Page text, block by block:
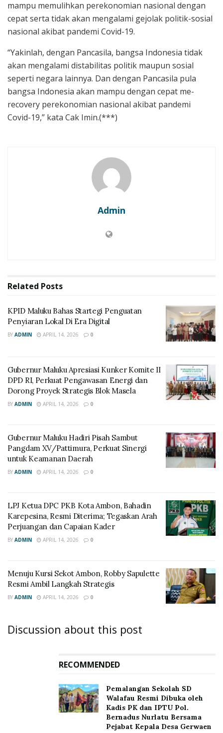
mampu memulihkan perekonomian nasional dengan
cepat serta tidak akan mengalami gejolak politik-sosial
nasional akibat pandemi Covid-19.
“Yakinlah, dengan Pancasila, bangsa Indonesia tidak
akan mengalami distabilitas politik maupun sosial
seperti negara lainnya. Dan dengan Pancasila pula
bangsa Indonesia akan mampu dengan cepat me-
recovery perekonomian nasional akibat pandemi
Covid-19,” kata Cak Imin.(***)
Admin
Related Posts
KPID Maluku Bahas Startegi Penguatan
Penyiaran Lokal Di Era Digital
BY ADMIN APRIL 14, 2026 0
Gubernur Maluku Apresiasi Kunker Komite II
DPD RI, Perkuat Pengawasan Energi dan
Dorong Proyek Strategis Blok Masela
BY ADMIN APRIL 14, 2026 0
Gubernur Maluku Hadiri Pisah Sambut
Pangdam XV/Pattimura, Perkuat Sinergi
untuk Keamanan Daerah
BY ADMIN APRIL 14, 2026 0
LPJ Ketua DPC PKB Kota Ambon, Bahadin
Karepesina, Resmi Diterima; Tegaskan Arah
Perjuangan dan Capaian Kader
BY ADMIN APRIL 14, 2026 0
Menuju Kursi Sekot Ambon, Robby Sapulette
Resmi Ambil Langkah Strategis
BY ADMIN APRIL 14, 2026 0
Discussion about this post
RECOMMENDED
Pemalangan Sekolah SD
Walafau Resmi Dibuka oleh
Kadis PK dan IPTU Pol.
Bernadus Nurlatu Bersama
Pejabat Kepala Desa Gerwaen